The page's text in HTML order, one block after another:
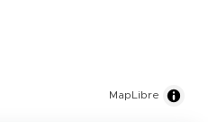
MapLibre